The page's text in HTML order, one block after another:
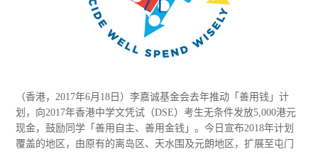
（香港，2017年6月18日）李嘉诚基金会去年推动「善用钱」计
划，向2017年香港中学文凭试（DSE）考生无条件发放5,000港元
现金，鼓励同学「善用自主、善用金钱」。今日宣布2018年计划
覆盖的地区，由原有的离岛区、天水围及元朗地区，扩展至屯门